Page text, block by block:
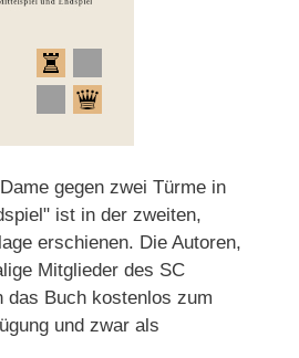
gegen zwei Türme in
ist in der zweiten,
erschienen. Die Autoren,
Mitglieder des SC
Buch kostenlos zum
und zwar als